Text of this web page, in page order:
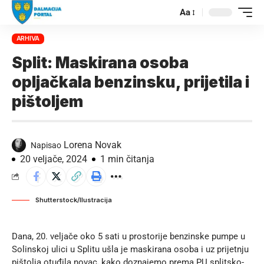
Aa
ARHIVA
Split: Maskirana osoba
opljačkala benzinsku, prijetila i
pištoljem
Napisao Lorena Novak
20 veljače, 2024
1 min čitanja
Shutterstock/Ilustracija
Dana, 20. veljače oko 5 sati u prostorije benzinske pumpe u
Solinskoj ulici u Splitu ušla je maskirana osoba i uz prijetnju